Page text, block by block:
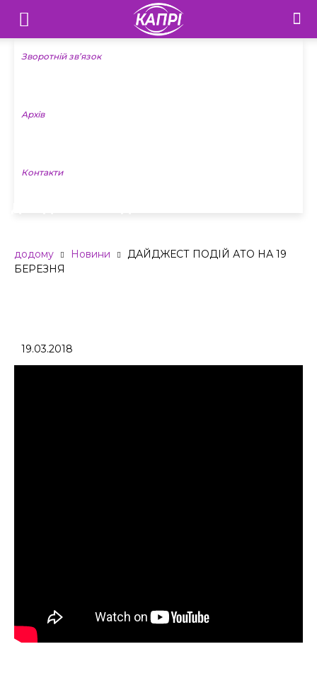
Телебачення
«Капрі»
Новини
Зворотній зв’язок
Архів
Контакти
додому Новини
ДАЙДЖЕСТ ПОДІЙ АТО НА 19
БЕРЕЗНЯ
19.03.2018